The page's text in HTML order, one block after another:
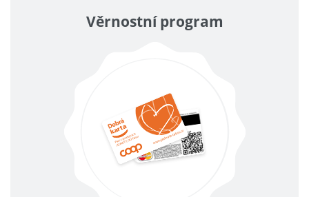
Věrnostní program